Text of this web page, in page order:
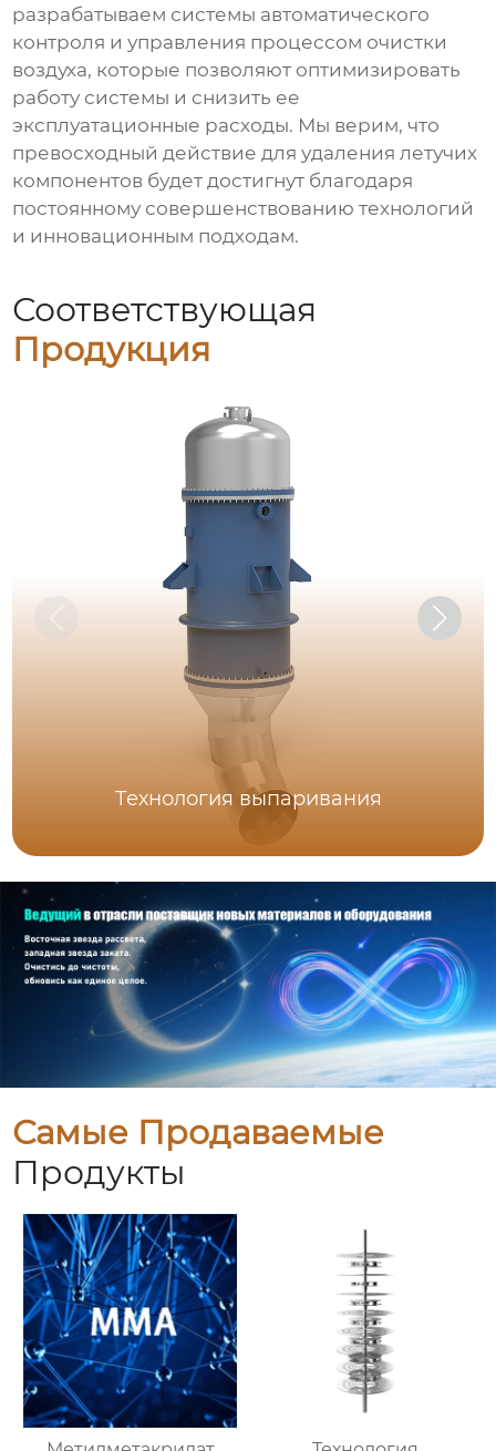
разрабатываем системы автоматического
контроля и управления процессом очистки
воздуха, которые позволяют оптимизировать
работу системы и снизить ее
эксплуатационные расходы. Мы верим, что
превосходный действие для удаления летучих
компонентов будет достигнут благодаря
постоянному совершенствованию технологий
и инновационным подходам.
Соответствующая
Продукция
Технология выпаривания
Самые Продаваемые
Продукты